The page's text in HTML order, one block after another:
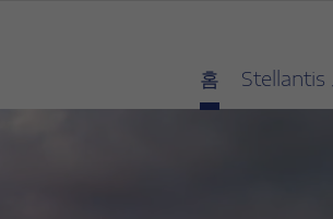
홈 Stellantis